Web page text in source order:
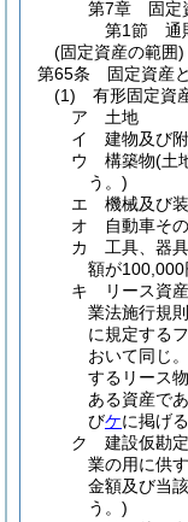
第7章
固定
第1節
通
(固定資産の範囲)
第65条
固定資産
(1)
有形固定資
ア
土地
イ
建物及び
ウ
構築物(土
う。)
エ
機械及び
オ
自動車そ
カ
工具、器
額が
キ
リース資産
業法施行規則
に規定する
おいて同じ
するリース
ある資産で
びケに掲げ
ク
建設仮勘定
業の用に供
金額及び当
う。)